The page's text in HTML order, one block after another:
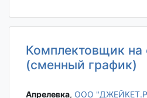
Комплектовщик на
(сменный график)
Апрелевка‎, ООО